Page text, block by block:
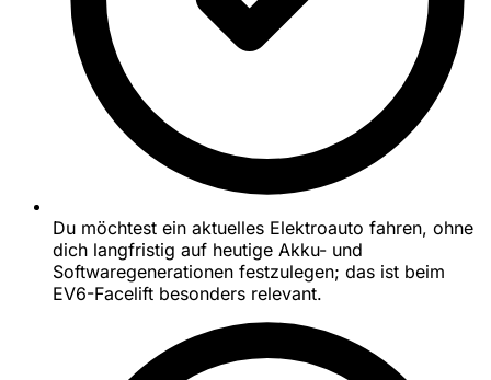
Du möchtest ein aktuelles Elektroauto fahren, ohne
dich langfristig auf heutige Akku- und
Softwaregenerationen festzulegen; das ist beim
EV6-Facelift besonders relevant.